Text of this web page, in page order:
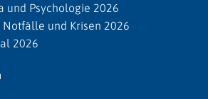
und Psychologie 2026
und Krisen 2026
2026